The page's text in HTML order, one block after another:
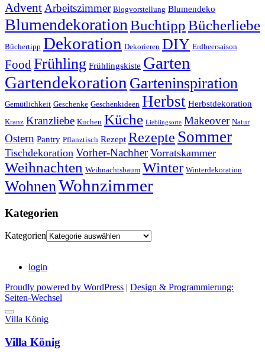
Advent Arbeitszimmer Blogvorstellung Blumendeko
Blumendekoration BuchtippBücherliebe
Büchertipp Dekoration Dekorieren DIY Erdbeersaison
FoodFrühling Frühlingskiste Garten
Gartendekoration Garteninspiration
Gemütlichkeit Geschenke Geschenkideen Herbst Herbstdekoration
Kranz Kranzliebe Kuchen Küche Lieblingsorte Makeover Natur
Ostern Pantry Pflanztisch Rezept Rezepte Sommer
Tischdekoration Vorher-Nachher Vorratskammer
Weihnachten Weihnachtsbaum Winter Winterdekoration
WohnenWohnzimmer
Kategorien
Kategorien
login
Proudly powered by WordPress
Design & Programmierung:
Seiten-Wechsel
Villa König
Villa König